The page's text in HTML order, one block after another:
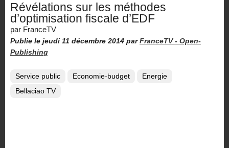
Révélations sur les méthodes
d’optimisation fiscale d’EDF
par FranceTV
Publie le jeudi 11 décembre 2014 par FranceTV - Open-
Publishing
Service public Economie-budget
Energie
Bellaciao TV